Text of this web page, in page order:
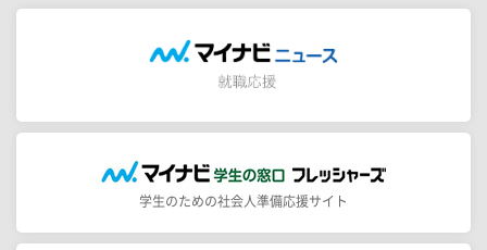
学生のための社会人準備応援サイト